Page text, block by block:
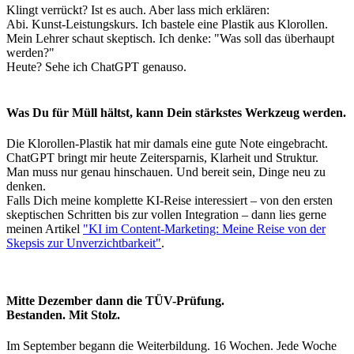
Klingt verrückt? Ist es auch. Aber lass mich erklären:
Abi. Kunst-Leistungskurs. Ich bastele eine Plastik aus Klorollen.
Mein Lehrer schaut skeptisch. Ich denke: "Was soll das überhaupt
werden?"
Heute? Sehe ich ChatGPT genauso.
Was Du für Müll hältst, kann Dein stärkstes Werkzeug werden.
Die Klorollen-Plastik hat mir damals eine gute Note eingebracht.
ChatGPT bringt mir heute Zeitersparnis, Klarheit und Struktur.
Man muss nur genau hinschauen. Und bereit sein, Dinge neu zu
denken.
Falls Dich meine komplette KI-Reise interessiert – von den ersten
skeptischen Schritten bis zur vollen Integration – dann lies gerne
meinen Artikel "KI im Content-Marketing: Meine Reise von der
Skepsis zur Unverzichtbarkeit".
Mitte Dezember dann die TÜV-Prüfung.
Bestanden. Mit Stolz.
Im September begann die Weiterbildung. 16 Wochen. Jede Woche